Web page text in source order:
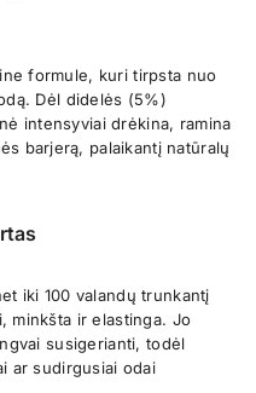
formule, kuri tirpsta nuo
Dėl didelės (5%)
intensyviai drėkina, ramina
barjerą, palaikantį natūralų
iki 100 valandų trunkantį
minkšta ir elastinga. Jo
susigerianti, todėl
ar sudirgusiai odai